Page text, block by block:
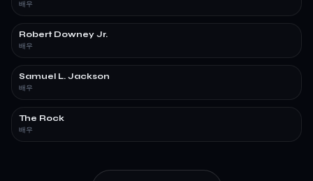
배우
Robert Downey Jr.
배우
Samuel L. Jackson
배우
The Rock
배우